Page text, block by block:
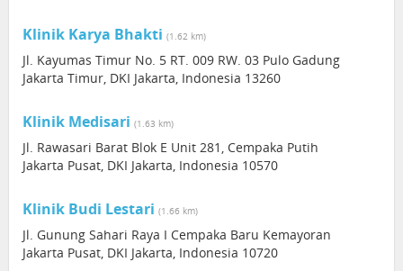
Klinik Karya Bhakti (1.62 km)
Jl. Kayumas Timur No. 5 RT. 009 RW. 03 Pulo Gadung
Jakarta Timur, DKI Jakarta, Indonesia 13260
Klinik Medisari (1.63 km)
Jl. Rawasari Barat Blok E Unit 281, Cempaka Putih
Jakarta Pusat, DKI Jakarta, Indonesia 10570
Klinik Budi Lestari (1.66 km)
Jl. Gunung Sahari Raya I Cempaka Baru Kemayoran
Jakarta Pusat, DKI Jakarta, Indonesia 10720